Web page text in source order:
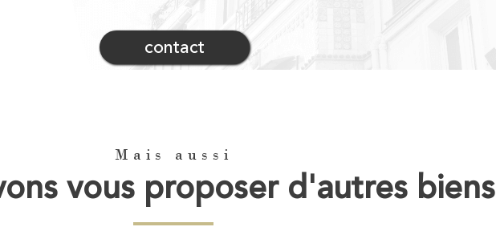
contact
Mais aussi
vous proposer d'autres biens